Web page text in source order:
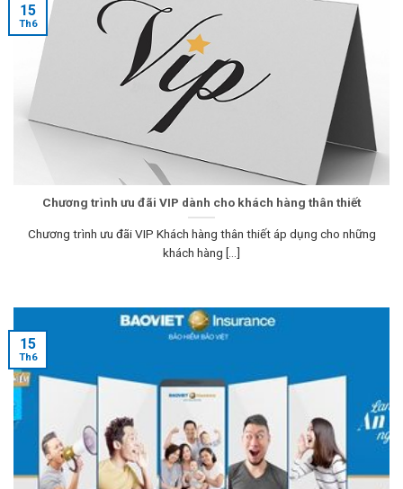
Chương trình ưu đãi VIP dành cho khách hàng thân thiết
Chương trình ưu đãi VIP Khách hàng thân thiết áp dụng cho những
khách hàng [...]
15
Th6
15
Th6